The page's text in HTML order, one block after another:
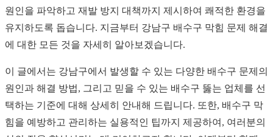
원인을 파악하고 재발 방지 대책까지 제시하여 쾌적한 환경을
유지하도록 돕습니다. 지금부터 강남구 배수구 막힘 문제 해결
에 대한 모든 것을 자세히 알아보겠습니다.
이 글에서는 강남구에서 발생할 수 있는 다양한 배수구 문제의
원인과 해결 방법, 그리고 믿을 수 있는 배수구 뚫는 업체를 선
택하는 기준에 대해 상세히 안내해 드립니다. 또한, 배수구 막
힘을 예방하고 관리하는 실용적인 팁까지 제공하여, 여러분의